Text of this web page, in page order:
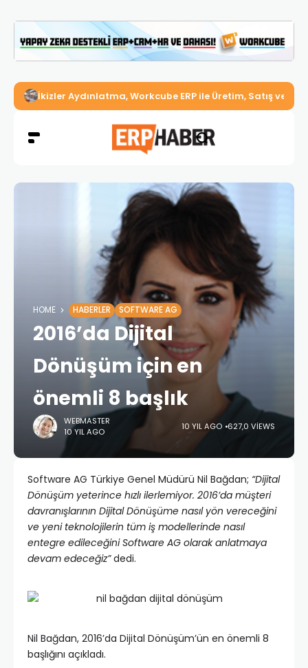
İkizler Aydınlatma, Workcube ERP ile Üretim, Satış ve
HOME HABERLER SOFTWARE AG
2016’da Dijital
Dönüşüm için en
önemli 8 başlık
WEBMASTER
10 YIL AGO
10 YIL AGO 627,0 VIEWS
Software AG Türkiye Genel Müdürü Nil Bağdan; “Dijital
Dönüşüm yeterince hızlı ilerlemiyor. 2016’da müşteri
davranışlarının Dijital Dönüşüme nasıl yön vereceğini
ve yeni teknolojilerin tüm iş modellerinde nasıl
entegre edileceğini Software AG olarak anlatmaya
devam edeceğiz”dedi.
Nil Bağdan, 2016’da Dijital Dönüşüm’ün en önemli 8
başlığını açıkladı.